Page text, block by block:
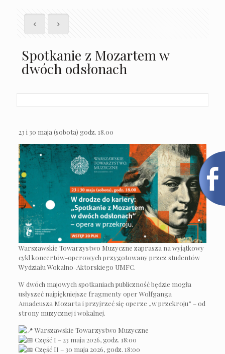
Spotkanie z Mozartem w
dwóch odsłonach
23 i 30 maja (sobota) godz. 18.00
Warszawskie Towarzystwo Muzyczne zaprasza na wyjątkowy
cykl koncertów-operowych przygotowany przez studentów
Wydziału Wokalno-Aktorskiego UMFC.
W dwóch majowych spotkaniach publiczność będzie mogła
usłyszeć najpiękniejsze fragmenty oper Wolfganga
Amadeusza Mozarta i przyjrzeć się operze „w przekroju” – od
strony muzycznej i wokalnej.
Warszawskie Towarzystwo Muzyczne
Część I – 23 maja 2026, godz. 18:00
Część II – 30 maja 2026, godz. 18:00